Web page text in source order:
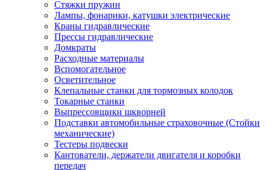
Стяжки пружин
Лампы, фонарики, катушки электрические
Краны гидравлические
Прессы гидравлические
Домкраты
Расходные материалы
Вспомогательное
Осветительное
Клепальные станки для тормозных колодок
Токарные станки
Выпрессовщики шкворней
Подставки автомобильные страховочные (Стойки
механические)
Тестеры подвески
Кантователи, держатели двигателя и коробки
передач